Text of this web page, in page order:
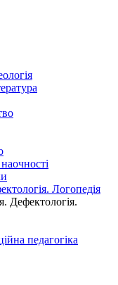
Логопедія
Дефектологія.
педагогіка